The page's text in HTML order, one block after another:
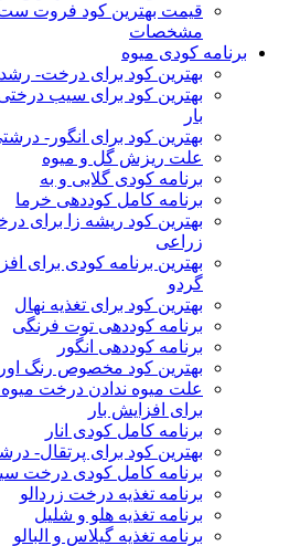
قیمت بهترین کود فروت ست
مشخصات
برنامه کودی میوه
بهترین کود برای درخت-
بهترین کود برای سیب
بار
بهترین کود برای انگور-
علت ریزش گل و میوه
برنامه کودی گلابی و به
برنامه کامل کوددهی خرما
بهترین کود ریشه زا برای
زراعی
بهترین برنامه کودی برای
گردو
بهترین کود برای تغذیه نهال
برنامه کوددهی توت فرنگی
برنامه کوددهی انگور
بهترین کود مخصوص رنگ
علت میوه ندادن درخت میوه
برای افزایش بار
برنامه کامل کودی انار
بهترین کود برای پرتقال-
برنامه کامل کودی درخت
برنامه تغذیه درخت زردالو
برنامه تغذیه هلو و شلیل
برنامه تغذیه گیلاس و البالو